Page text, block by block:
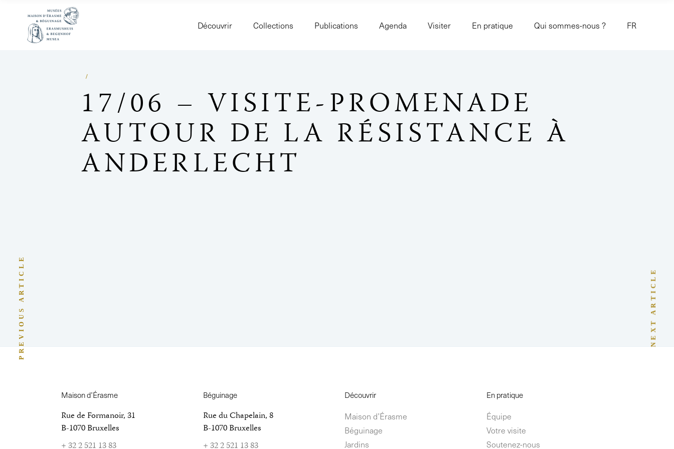
Découvrir Collections Publications Agenda Visiter En pratique Qui sommes-nous ? FR
PREVIOUS ARTICLE NEXT ARTICLE
17/06 – VISITE-PROMENADE
AUTOUR DE LA RÉSISTANCE À
ANDERLECHT
Maison d’Érasme
Rue de Formanoir, 31
B-1070 Bruxelles
+ 32 2 521 13 83
Béguinage
Rue du Chapelain, 8
B-1070 Bruxelles
+ 32 2 521 13 83
Découvrir
Maison d’Érasme
Béguinage
Jardins
En pratique
Équipe
Votre visite
Soutenez-nous